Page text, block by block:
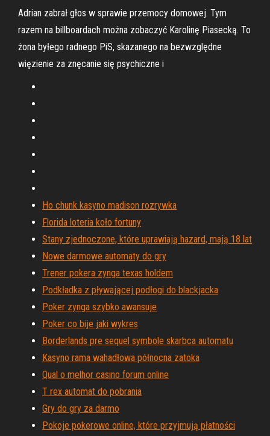
Adrian zabrał głos w sprawie przemocy domowej. Tym
razem na billboardach można zobaczyć Karolinę Piasecką. To
żona byłego radnego PiS, skazanego na bezwzględne
więzienie za znęcanie się psychiczne i
Ho chunk kasyno madison rozrywka
Florida loteria koło fortuny
Stany zjednoczone, które uprawiają hazard, mają 18 lat
Nowe darmowe automaty do gry
Trener pokera zynga texas holdem
Podkładka z pływającej podłogi do blackjacka
Poker zynga szybko awansuje
Poker co bije jaki wykres
Borderlands pre sequel symbole skarbca automatu
Kasyno rama wahadłowa północna zatoka
Qual o melhor casino forum online
T rex automat do pobrania
Gry do gry za darmo
Pokoje pokerowe online, które przyjmują płatności